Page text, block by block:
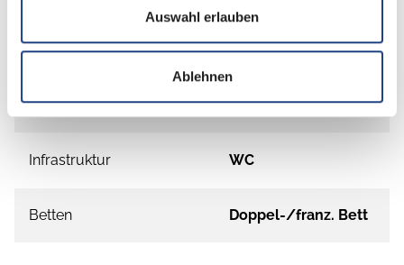
Auswahl erlauben
Ablehnen
Anzahl der Sitze mit Gurt 4
Sitzgruppe Seitensitzgruppe
Infrastruktur WC
Betten Doppel-/franz. Bett